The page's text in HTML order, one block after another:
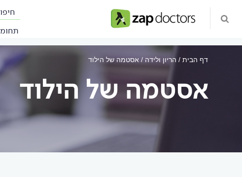
דף הבית הריון ולידה אסטמה של הילוד
אסטמה של הילוד